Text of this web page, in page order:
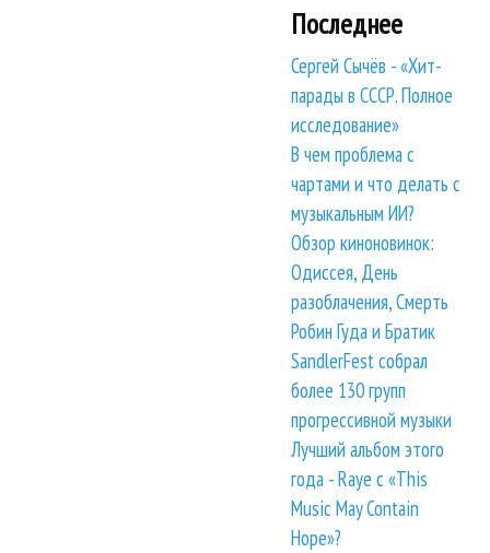
Последнее
Сергей Сычёв - «Хит-
парады в СССР. Полное
исследование»
В чем проблема с
чартами и что делать с
музыкальным ИИ?
Обзор киноновинок:
Одиссея, День
разоблачения, Смерть
Робин Гуда и Братик
SandlerFest собрал
более 130 групп
прогрессивной музыки
Лучший альбом этого
года - Raye с «This
Music May Contain
Hope»?